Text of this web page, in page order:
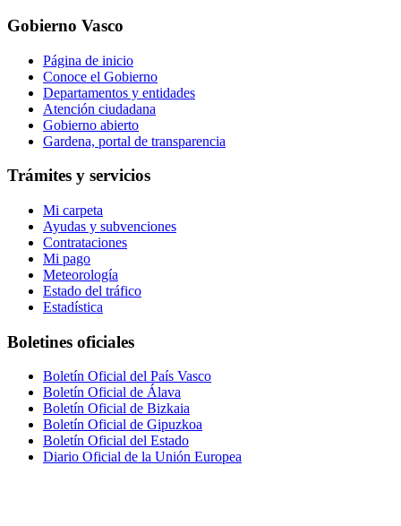
Gobierno Vasco
Página de inicio
Conoce el Gobierno
Departamentos y entidades
Atención ciudadana
Gobierno abierto
Gardena, portal de transparencia
Trámites y servicios
Mi carpeta
Ayudas y subvenciones
Contrataciones
Mi pago
Meteorología
Estado del tráfico
Estadística
Boletines oficiales
Boletín Oficial del País Vasco
Boletín Oficial de Álava
Boletín Oficial de Bizkaia
Boletín Oficial de Gipuzkoa
Boletín Oficial del Estado
Diario Oficial de la Unión Europea